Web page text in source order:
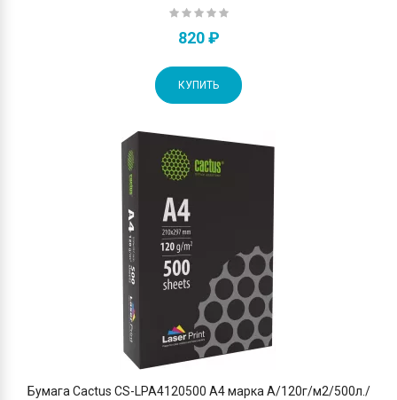
820 ₽
КУПИТЬ
Бумага Cactus CS-LPA4120500 A4 марка A/120г/м2/500л./